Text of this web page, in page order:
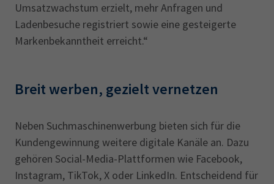
Umsatzwachstum erzielt, mehr Anfragen und
Ladenbesuche registriert sowie eine gesteigerte
Markenbekanntheit erreicht.“
Breit werben, gezielt vernetzen
Neben Suchmaschinenwerbung bieten sich für die
Kundengewinnung weitere digitale Kanäle an. Dazu
gehören Social-Media-Plattformen wie Facebook,
Instagram, TikTok, X oder LinkedIn. Entscheidend für